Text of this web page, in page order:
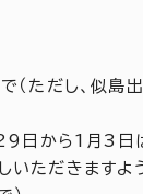
ただし、似島
日から1月3日
ただきますよう